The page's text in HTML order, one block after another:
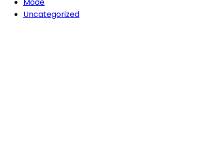
Mode
Uncategorized